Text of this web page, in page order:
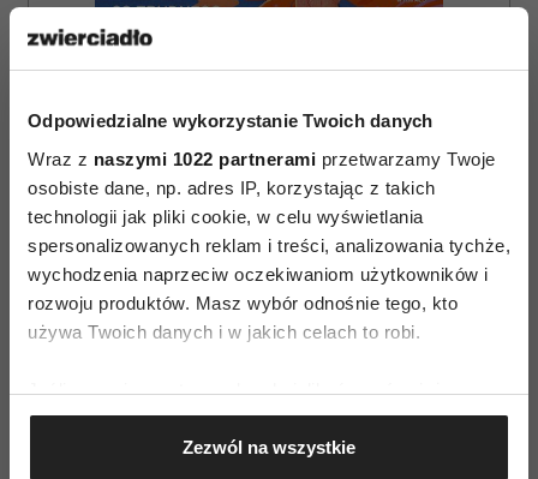
Odpowiedzialne wykorzystanie Twoich danych
Wraz z naszymi 1022 partnerami przetwarzamy Twoje
osobiste dane, np. adres IP, korzystając z takich
technologii jak pliki cookie, w celu wyświetlania
spersonalizowanych reklam i treści, analizowania tychże,
wychodzenia naprzeciw oczekiwaniom użytkowników i
rozwoju produktów. Masz wybór odnośnie tego, kto
używa Twoich danych i w jakich celach to robi.
Jeśli wyrazisz na to zgodę, chcielibyśmy również:
Gromadzić dane dotyczące Twojej lokalizacji
geograficznej z dokładnością nawet do kilku metrów
Zezwól na wszystkie
ZAMÓW
E-WYDANIE